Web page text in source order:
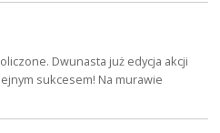
Dwunasta już edycja akcji
sukcesem! Na murawie